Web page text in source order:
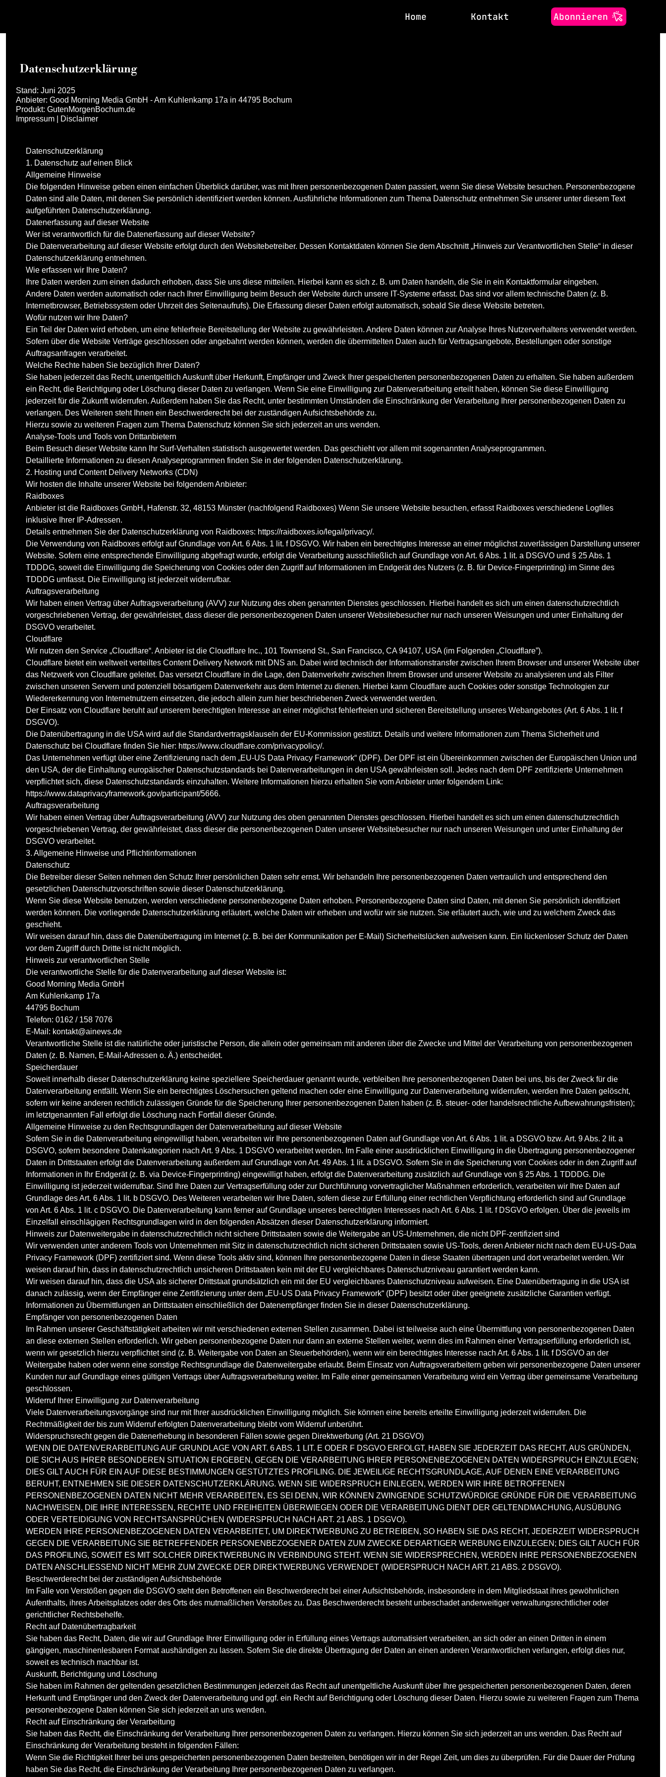
Home Kontakt Abonnieren
Datenschutzerklärung
Stand: Juni 2025
Anbieter: Good Morning Media GmbH - Am Kuhlenkamp 17a in 44795 Bochum
Produkt: GutenMorgenBochum.de
Disclaimer
Datenschutz­erklärung
1. Datenschutz auf einen Blick
Allgemeine Hinweise
Die folgenden Hinweise geben einen einfachen Überblick darüber, was mit Ihren personenbezogenen Daten passiert, wenn Sie diese Website besuchen. Personenbezogene
Daten sind alle Daten, mit denen Sie persönlich identifiziert werden können. Ausführliche Informationen zum Thema Datenschutz entnehmen Sie unserer unter diesem Text
aufgeführten Datenschutzerklärung.
Datenerfassung auf dieser Website
Wer ist verantwortlich für die Datenerfassung auf dieser Website?
Die Datenverarbeitung auf dieser Website erfolgt durch den Websitebetreiber. Dessen Kontaktdaten können Sie dem Abschnitt „Hinweis zur Verantwortlichen Stelle“ in dieser
Datenschutzerklärung entnehmen.
Wie erfassen wir Ihre Daten?
Ihre Daten werden zum einen dadurch erhoben, dass Sie uns diese mitteilen. Hierbei kann es sich z. B. um Daten handeln, die Sie in ein Kontaktformular eingeben.
Andere Daten werden automatisch oder nach Ihrer Einwilligung beim Besuch der Website durch unsere IT-Systeme erfasst. Das sind vor allem technische Daten (z. B.
Internetbrowser, Betriebssystem oder Uhrzeit des Seitenaufrufs). Die Erfassung dieser Daten erfolgt automatisch, sobald Sie diese Website betreten.
Wofür nutzen wir Ihre Daten?
Ein Teil der Daten wird erhoben, um eine fehlerfreie Bereitstellung der Website zu gewährleisten. Andere Daten können zur Analyse Ihres Nutzerverhaltens verwendet werden.
Sofern über die Website Verträge geschlossen oder angebahnt werden können, werden die übermittelten Daten auch für Vertragsangebote, Bestellungen oder sonstige
Auftragsanfragen verarbeitet.
Welche Rechte haben Sie bezüglich Ihrer Daten?
Sie haben jederzeit das Recht, unentgeltlich Auskunft über Herkunft, Empfänger und Zweck Ihrer gespeicherten personenbezogenen Daten zu erhalten. Sie haben außerdem
ein Recht, die Berichtigung oder Löschung dieser Daten zu verlangen. Wenn Sie eine Einwilligung zur Datenverarbeitung erteilt haben, können Sie diese Einwilligung
jederzeit für die Zukunft widerrufen. Außerdem haben Sie das Recht, unter bestimmten Umständen die Einschränkung der Verarbeitung Ihrer personenbezogenen Daten zu
verlangen. Des Weiteren steht Ihnen ein Beschwerderecht bei der zuständigen Aufsichtsbehörde zu.
Hierzu sowie zu weiteren Fragen zum Thema Datenschutz können Sie sich jederzeit an uns wenden.
Analyse-Tools und Tools von Dritt­anbietern
Beim Besuch dieser Website kann Ihr Surf-Verhalten statistisch ausgewertet werden. Das geschieht vor allem mit sogenannten Analyseprogrammen.
Detaillierte Informationen zu diesen Analyseprogrammen finden Sie in der folgenden Datenschutzerklärung.
2. Hosting und Content Delivery Networks (CDN)
Wir hosten die Inhalte unserer Website bei folgendem Anbieter:
Raidboxes
Anbieter ist die Raidboxes GmbH, Hafenstr. 32, 48153 Münster (nachfolgend Raidboxes) Wenn Sie unsere Website besuchen, erfasst Raidboxes verschiedene Logfiles
inklusive Ihrer IP-Adressen.
Details entnehmen Sie der Datenschutzerklärung von Raidboxes: https://raidboxes.io/legal/privacy/.
Die Verwendung von Raidboxes erfolgt auf Grundlage von Art. 6 Abs. 1 lit. f DSGVO. Wir haben ein berechtigtes Interesse an einer möglichst zuverlässigen Darstellung unserer
Website. Sofern eine entsprechende Einwilligung abgefragt wurde, erfolgt die Verarbeitung ausschließlich auf Grundlage von Art. 6 Abs. 1 lit. a DSGVO und § 25 Abs. 1
TDDDG, soweit die Einwilligung die Speicherung von Cookies oder den Zugriff auf Informationen im Endgerät des Nutzers (z. B. für Device-Fingerprinting) im Sinne des
TDDDG umfasst. Die Einwilligung ist jederzeit widerrufbar.
Auftragsverarbeitung
Wir haben einen Vertrag über Auftragsverarbeitung (AVV) zur Nutzung des oben genannten Dienstes geschlossen. Hierbei handelt es sich um einen datenschutzrechtlich
vorgeschriebenen Vertrag, der gewährleistet, dass dieser die personenbezogenen Daten unserer Websitebesucher nur nach unseren Weisungen und unter Einhaltung der
DSGVO verarbeitet.
Cloudflare
Wir nutzen den Service „Cloudflare“. Anbieter ist die Cloudflare Inc., 101 Townsend St., San Francisco, CA 94107, USA (im Folgenden „Cloudflare”).
Cloudflare bietet ein weltweit verteiltes Content Delivery Network mit DNS an. Dabei wird technisch der Informationstransfer zwischen Ihrem Browser und unserer Website über
das Netzwerk von Cloudflare geleitet. Das versetzt Cloudflare in die Lage, den Datenverkehr zwischen Ihrem Browser und unserer Website zu analysieren und als Filter
zwischen unseren Servern und potenziell bösartigem Datenverkehr aus dem Internet zu dienen. Hierbei kann Cloudflare auch Cookies oder sonstige Technologien zur
Wiedererkennung von Internetnutzern einsetzen, die jedoch allein zum hier beschriebenen Zweck verwendet werden.
Der Einsatz von Cloudflare beruht auf unserem berechtigten Interesse an einer möglichst fehlerfreien und sicheren Bereitstellung unseres Webangebotes (Art. 6 Abs. 1 lit. f
DSGVO).
Die Datenübertragung in die USA wird auf die Standardvertragsklauseln der EU-Kommission gestützt. Details und weitere Informationen zum Thema Sicherheit und
Datenschutz bei Cloudflare finden Sie hier: https://www.cloudflare.com/privacypolicy/.
Das Unternehmen verfügt über eine Zertifizierung nach dem „EU-US Data Privacy Framework“ (DPF). Der DPF ist ein Übereinkommen zwischen der Europäischen Union und
den USA, der die Einhaltung europäischer Datenschutzstandards bei Datenverarbeitungen in den USA gewährleisten soll. Jedes nach dem DPF zertifizierte Unternehmen
verpflichtet sich, diese Datenschutzstandards einzuhalten. Weitere Informationen hierzu erhalten Sie vom Anbieter unter folgendem Link:
https://www.dataprivacyframework.gov/participant/5666.
Auftragsverarbeitung
Wir haben einen Vertrag über Auftragsverarbeitung (AVV) zur Nutzung des oben genannten Dienstes geschlossen. Hierbei handelt es sich um einen datenschutzrechtlich
vorgeschriebenen Vertrag, der gewährleistet, dass dieser die personenbezogenen Daten unserer Websitebesucher nur nach unseren Weisungen und unter Einhaltung der
DSGVO verarbeitet.
3. Allgemeine Hinweise und Pflicht­informationen
Datenschutz
Die Betreiber dieser Seiten nehmen den Schutz Ihrer persönlichen Daten sehr ernst. Wir behandeln Ihre personenbezogenen Daten vertraulich und entsprechend den
gesetzlichen Datenschutzvorschriften sowie dieser Datenschutzerklärung.
Wenn Sie diese Website benutzen, werden verschiedene personenbezogene Daten erhoben. Personenbezogene Daten sind Daten, mit denen Sie persönlich identifiziert
werden können. Die vorliegende Datenschutzerklärung erläutert, welche Daten wir erheben und wofür wir sie nutzen. Sie erläutert auch, wie und zu welchem Zweck das
geschieht.
Wir weisen darauf hin, dass die Datenübertragung im Internet (z. B. bei der Kommunikation per E-Mail) Sicherheitslücken aufweisen kann. Ein lückenloser Schutz der Daten
vor dem Zugriff durch Dritte ist nicht möglich.
Hinweis zur verantwortlichen Stelle
Die verantwortliche Stelle für die Datenverarbeitung auf dieser Website ist:
Good Morning Media GmbH
Am Kuhlenkamp 17a
44795 Bochum
Telefon: 0162 / 158 7076
E-Mail: kontakt@ainews.de
Verantwortliche Stelle ist die natürliche oder juristische Person, die allein oder gemeinsam mit anderen über die Zwecke und Mittel der Verarbeitung von personenbezogenen
Daten (z. B. Namen, E-Mail-Adressen o. Ä.) entscheidet.
Speicherdauer
Soweit innerhalb dieser Datenschutzerklärung keine speziellere Speicherdauer genannt wurde, verbleiben Ihre personenbezogenen Daten bei uns, bis der Zweck für die
Datenverarbeitung entfällt. Wenn Sie ein berechtigtes Löschersuchen geltend machen oder eine Einwilligung zur Datenverarbeitung widerrufen, werden Ihre Daten gelöscht,
sofern wir keine anderen rechtlich zulässigen Gründe für die Speicherung Ihrer personenbezogenen Daten haben (z. B. steuer- oder handelsrechtliche Aufbewahrungsfristen);
im letztgenannten Fall erfolgt die Löschung nach Fortfall dieser Gründe.
Allgemeine Hinweise zu den Rechtsgrundlagen der Datenverarbeitung auf dieser Website
Sofern Sie in die Datenverarbeitung eingewilligt haben, verarbeiten wir Ihre personenbezogenen Daten auf Grundlage von Art. 6 Abs. 1 lit. a DSGVO bzw. Art. 9 Abs. 2 lit. a
DSGVO, sofern besondere Datenkategorien nach Art. 9 Abs. 1 DSGVO verarbeitet werden. Im Falle einer ausdrücklichen Einwilligung in die Übertragung personenbezogener
Daten in Drittstaaten erfolgt die Datenverarbeitung außerdem auf Grundlage von Art. 49 Abs. 1 lit. a DSGVO. Sofern Sie in die Speicherung von Cookies oder in den Zugriff auf
Informationen in Ihr Endgerät (z. B. via Device-Fingerprinting) eingewilligt haben, erfolgt die Datenverarbeitung zusätzlich auf Grundlage von § 25 Abs. 1 TDDDG. Die
Einwilligung ist jederzeit widerrufbar. Sind Ihre Daten zur Vertragserfüllung oder zur Durchführung vorvertraglicher Maßnahmen erforderlich, verarbeiten wir Ihre Daten auf
Grundlage des Art. 6 Abs. 1 lit. b DSGVO. Des Weiteren verarbeiten wir Ihre Daten, sofern diese zur Erfüllung einer rechtlichen Verpflichtung erforderlich sind auf Grundlage
von Art. 6 Abs. 1 lit. c DSGVO. Die Datenverarbeitung kann ferner auf Grundlage unseres berechtigten Interesses nach Art. 6 Abs. 1 lit. f DSGVO erfolgen. Über die jeweils im
Einzelfall einschlägigen Rechtsgrundlagen wird in den folgenden Absätzen dieser Datenschutzerklärung informiert.
Hinweis zur Datenweitergabe in datenschutzrechtlich nicht sichere Drittstaaten sowie die Weitergabe an US-Unternehmen, die nicht DPF-zertifiziert sind
Wir verwenden unter anderem Tools von Unternehmen mit Sitz in datenschutzrechtlich nicht sicheren Drittstaaten sowie US-Tools, deren Anbieter nicht nach dem EU-US-Data
Privacy Framework (DPF) zertifiziert sind. Wenn diese Tools aktiv sind, können Ihre personenbezogene Daten in diese Staaten übertragen und dort verarbeitet werden. Wir
weisen darauf hin, dass in datenschutzrechtlich unsicheren Drittstaaten kein mit der EU vergleichbares Datenschutzniveau garantiert werden kann.
Wir weisen darauf hin, dass die USA als sicherer Drittstaat grundsätzlich ein mit der EU vergleichbares Datenschutzniveau aufweisen. Eine Datenübertragung in die USA ist
danach zulässig, wenn der Empfänger eine Zertifizierung unter dem „EU-US Data Privacy Framework“ (DPF) besitzt oder über geeignete zusätzliche Garantien verfügt.
Informationen zu Übermittlungen an Drittstaaten einschließlich der Datenempfänger finden Sie in dieser Datenschutzerklärung.
Empfänger von personenbezogenen Daten
Im Rahmen unserer Geschäftstätigkeit arbeiten wir mit verschiedenen externen Stellen zusammen. Dabei ist teilweise auch eine Übermittlung von personenbezogenen Daten
an diese externen Stellen erforderlich. Wir geben personenbezogene Daten nur dann an externe Stellen weiter, wenn dies im Rahmen einer Vertragserfüllung erforderlich ist,
wenn wir gesetzlich hierzu verpflichtet sind (z. B. Weitergabe von Daten an Steuerbehörden), wenn wir ein berechtigtes Interesse nach Art. 6 Abs. 1 lit. f DSGVO an der
Weitergabe haben oder wenn eine sonstige Rechtsgrundlage die Datenweitergabe erlaubt. Beim Einsatz von Auftragsverarbeitern geben wir personenbezogene Daten unserer
Kunden nur auf Grundlage eines gültigen Vertrags über Auftragsverarbeitung weiter. Im Falle einer gemeinsamen Verarbeitung wird ein Vertrag über gemeinsame Verarbeitung
geschlossen.
Widerruf Ihrer Einwilligung zur Datenverarbeitung
Viele Datenverarbeitungsvorgänge sind nur mit Ihrer ausdrücklichen Einwilligung möglich. Sie können eine bereits erteilte Einwilligung jederzeit widerrufen. Die
Rechtmäßigkeit der bis zum Widerruf erfolgten Datenverarbeitung bleibt vom Widerruf unberührt.
Widerspruchsrecht gegen die Datenerhebung in besonderen Fällen sowie gegen Direktwerbung (Art. 21 DSGVO)
WENN DIE DATENVERARBEITUNG AUF GRUNDLAGE VON ART. 6 ABS. 1 LIT. E ODER F DSGVO ERFOLGT, HABEN SIE JEDERZEIT DAS RECHT, AUS GRÜNDEN,
DIE SICH AUS IHRER BESONDEREN SITUATION ERGEBEN, GEGEN DIE VERARBEITUNG IHRER PERSONENBEZOGENEN DATEN WIDERSPRUCH EINZULEGEN;
DIES GILT AUCH FÜR EIN AUF DIESE BESTIMMUNGEN GESTÜTZTES PROFILING. DIE JEWEILIGE RECHTSGRUNDLAGE, AUF DENEN EINE VERARBEITUNG
BERUHT, ENTNEHMEN SIE DIESER DATENSCHUTZERKLÄRUNG. WENN SIE WIDERSPRUCH EINLEGEN, WERDEN WIR IHRE BETROFFENEN
PERSONENBEZOGENEN DATEN NICHT MEHR VERARBEITEN, ES SEI DENN, WIR KÖNNEN ZWINGENDE SCHUTZWÜRDIGE GRÜNDE FÜR DIE VERARBEITUNG
NACHWEISEN, DIE IHRE INTERESSEN, RECHTE UND FREIHEITEN ÜBERWIEGEN ODER DIE VERARBEITUNG DIENT DER GELTENDMACHUNG, AUSÜBUNG
ODER VERTEIDIGUNG VON RECHTSANSPRÜCHEN (WIDERSPRUCH NACH ART. 21 ABS. 1 DSGVO).
WERDEN IHRE PERSONENBEZOGENEN DATEN VERARBEITET, UM DIREKTWERBUNG ZU BETREIBEN, SO HABEN SIE DAS RECHT, JEDERZEIT WIDERSPRUCH
GEGEN DIE VERARBEITUNG SIE BETREFFENDER PERSONENBEZOGENER DATEN ZUM ZWECKE DERARTIGER WERBUNG EINZULEGEN; DIES GILT AUCH FÜR
DAS PROFILING, SOWEIT ES MIT SOLCHER DIREKTWERBUNG IN VERBINDUNG STEHT. WENN SIE WIDERSPRECHEN, WERDEN IHRE PERSONENBEZOGENEN
DATEN ANSCHLIESSEND NICHT MEHR ZUM ZWECKE DER DIREKTWERBUNG VERWENDET (WIDERSPRUCH NACH ART. 21 ABS. 2 DSGVO).
Beschwerde­recht bei der zuständigen Aufsichts­behörde
Im Falle von Verstößen gegen die DSGVO steht den Betroffenen ein Beschwerderecht bei einer Aufsichtsbehörde, insbesondere in dem Mitgliedstaat ihres gewöhnlichen
Aufenthalts, ihres Arbeitsplatzes oder des Orts des mutmaßlichen Verstoßes zu. Das Beschwerderecht besteht unbeschadet anderweitiger verwaltungsrechtlicher oder
gerichtlicher Rechtsbehelfe.
Recht auf Daten­übertrag­barkeit
Sie haben das Recht, Daten, die wir auf Grundlage Ihrer Einwilligung oder in Erfüllung eines Vertrags automatisiert verarbeiten, an sich oder an einen Dritten in einem
gängigen, maschinenlesbaren Format aushändigen zu lassen. Sofern Sie die direkte Übertragung der Daten an einen anderen Verantwortlichen verlangen, erfolgt dies nur,
soweit es technisch machbar ist.
Auskunft, Berichtigung und Löschung
Sie haben im Rahmen der geltenden gesetzlichen Bestimmungen jederzeit das Recht auf unentgeltliche Auskunft über Ihre gespeicherten personenbezogenen Daten, deren
Herkunft und Empfänger und den Zweck der Datenverarbeitung und ggf. ein Recht auf Berichtigung oder Löschung dieser Daten. Hierzu sowie zu weiteren Fragen zum Thema
personenbezogene Daten können Sie sich jederzeit an uns wenden.
Recht auf Einschränkung der Verarbeitung
Sie haben das Recht, die Einschränkung der Verarbeitung Ihrer personenbezogenen Daten zu verlangen. Hierzu können Sie sich jederzeit an uns wenden. Das Recht auf
Einschränkung der Verarbeitung besteht in folgenden Fällen:
Wenn Sie die Richtigkeit Ihrer bei uns gespeicherten personenbezogenen Daten bestreiten, benötigen wir in der Regel Zeit, um dies zu überprüfen. Für die Dauer der Prüfung
haben Sie das Recht, die Einschränkung der Verarbeitung Ihrer personenbezogenen Daten zu verlangen.